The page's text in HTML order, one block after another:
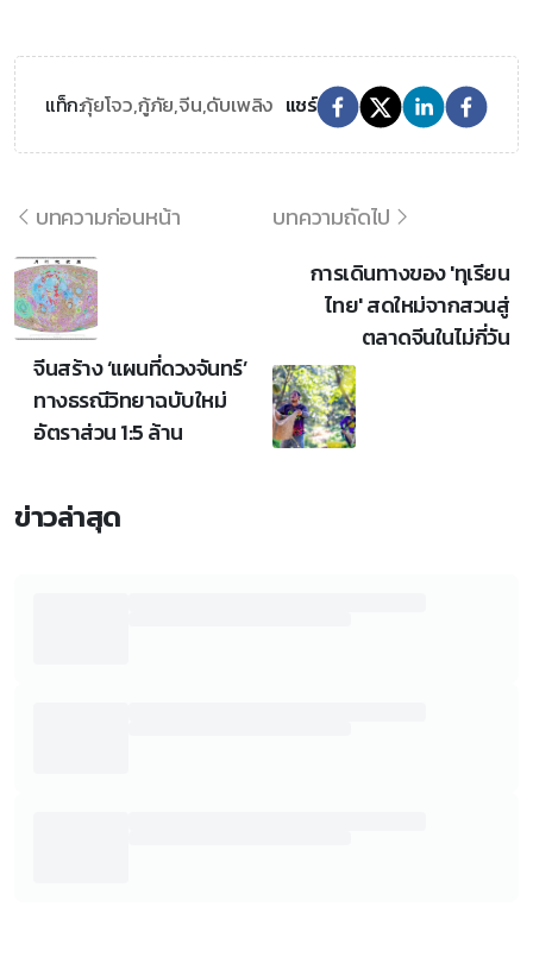
แท็ก:กุ้ยโจว,กู้ภัย,จีน,ดับเพลิง แชร์
บทความก่อนหน้า
จีนสร้าง ‘แผนที่ดวงจันทร์’
ทางธรณีวิทยาฉบับใหม่
อัตราส่วน 1:5 ล้าน
บทความถัดไป
การเดินทางของ 'ทุเรียน
ไทย' สดใหม่จากสวนสู่
ตลาดจีนในไม่กี่วัน
ข่าวล่าสุด